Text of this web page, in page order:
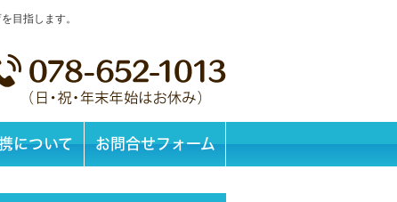
目指します。
について お問合せフォーム